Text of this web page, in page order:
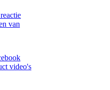
van
video's